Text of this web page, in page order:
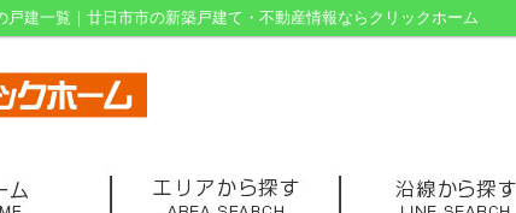
戸建一覧｜廿日市市の新築戸建て・不動産情報ならクリックホーム